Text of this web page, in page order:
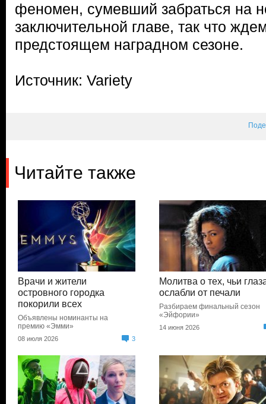
феномен, сумевший забраться на
заключительной главе, так что
предстоящем наградном сезоне.
Источник: Variety
Читайте также
Врачи и жители
островного городка
покорили всех
Объявлены номинанты на
премию «Эмми»
08 июля 2026 3
Молитва о тех, чьи
ослабли от печали
Разбираем финальный сезон
«Эйфории»
14 июня 2026